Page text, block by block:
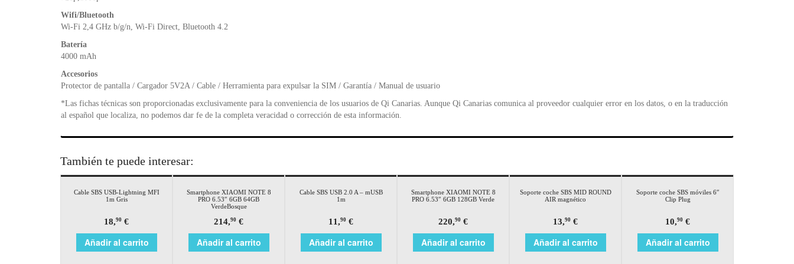
Wifi/Bluetooth
Wi-Fi 2,4 GHz b/g/n, Wi-Fi Direct, Bluetooth 4.2
Batería
4000 mAh
Accesorios
Protector de pantalla / Cargador 5V2A / Cable / Herramienta para expulsar la SIM / Garantía / Manual de usuario
*Las fichas técnicas son proporcionadas exclusivamente para la conveniencia de los usuarios de Qi Canarias. Aunque Qi Canarias comunica al proveedor cualquier error en los datos, o en la traducción
al español que localiza, no podemos dar fe de la completa veracidad o corrección de esta información.
También te puede interesar:
Cable SBS USB-Lightning MFI
1m Gris
18,90 €
Añadir al carrito
Smartphone XIAOMI NOTE 8
PRO 6.53″ 6GB 64GB
VerdeBosque
214,90 €
Añadir al carrito
Cable SBS USB 2.0 A – mUSB
1m
11,90 €
Añadir al carrito
Smartphone XIAOMI NOTE 8
PRO 6.53″ 6GB 128GB Verde
220,90 €
Añadir al carrito
Soporte coche SBS MID ROUND
AIR magnético
13,90 €
Añadir al carrito
Soporte coche SBS móviles 6″
Clip Plug
10,90 €
Añadir al carrito